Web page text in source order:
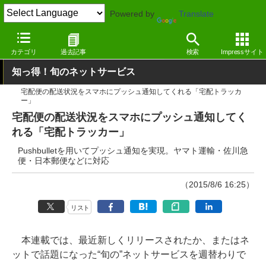
Powered by Translate
カテゴリ 過去記事 検索 Impressサイト
窓の杜 ライフ 生活
知っ得！旬のネットサービス
宅配便の配送状況をスマホにプッシュ通知してくれる「宅配トラッカ
ー」
宅配便の配送状況をスマホにプッシュ通知してく
れる「宅配トラッカー」
Pushbulletを用いてプッシュ通知を実現。ヤマト運輸・佐川急
便・日本郵便などに対応
（2015/8/6 16:25）
リスト
本連載では、最近新しくリリースされたか、またはネ
ットで話題になった“旬の”ネットサービスを週替わりで